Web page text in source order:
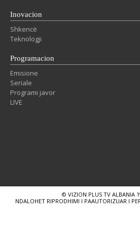
Inovacion
Shkencë
Teknologji
Programacion
Emisione
Seriale
Programi javor
LIVE
© VIZION PLUS TV ALBANIA
NDALOHET RIPRODHIMI I PAAUTORIZUAR I